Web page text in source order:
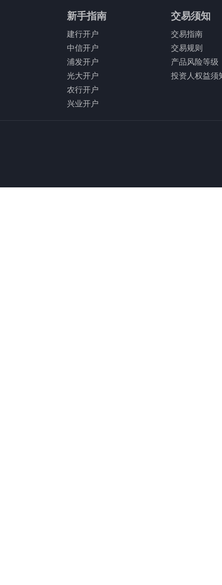
新手指南
建行开户
中信开户
浦发开户
光大开户
农行开户
兴业开户
交易须知
交易指南
交易规则
产品风险等级
投资人权益须